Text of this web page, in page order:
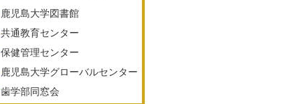
鹿児島大学図書館
共通教育センター
保健管理センター
鹿児島大学グローバルセンター
歯学部同窓会